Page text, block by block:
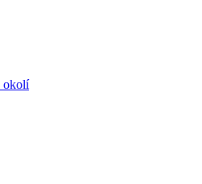
okolí